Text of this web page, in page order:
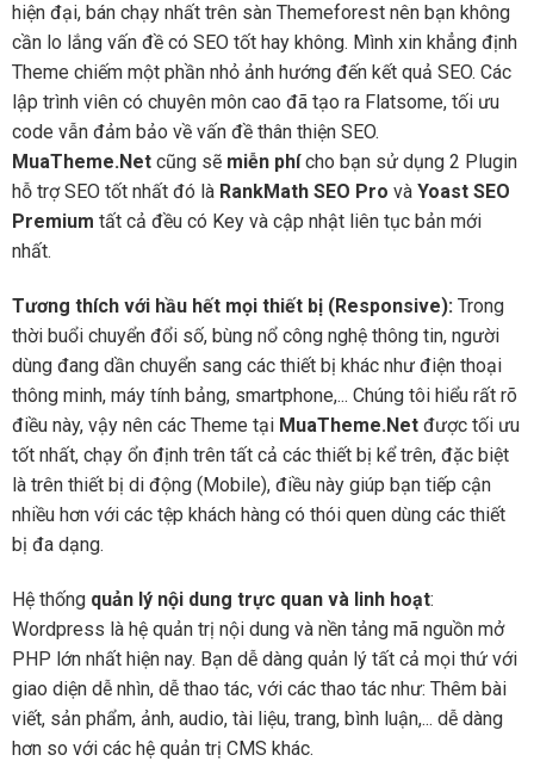
hiện đại, bán chạy nhất trên sàn Themeforest nên bạn không
cần lo lắng vấn đề có SEO tốt hay không. Mình xin khẳng định
Theme chiếm một phần nhỏ ảnh hướng đến kết quả SEO. Các
lập trình viên có chuyên môn cao đã tạo ra Flatsome, tối ưu
code vẫn đảm bảo về vấn đề thân thiện SEO.
MuaTheme.Net cũng sẽ miễn phícho bạn sử dụng 2 Plugin
hỗ trợ SEO tốt nhất đó là RankMath SEO Pro và Yoast SEO
Premium tất cả đều có Key và cập nhật liên tục bản mới
nhất.
Tương thích với hầu hết mọi thiết bị (Responsive): Trong
thời buổi chuyển đổi số, bùng nổ công nghệ thông tin, người
dùng đang dần chuyển sang các thiết bị khác như điện thoại
thông minh, máy tính bảng, smartphone,... Chúng tôi hiểu rất rõ
điều này, vậy nên các Theme tại MuaTheme.Net được tối ưu
tốt nhất, chạy ổn định trên tất cả các thiết bị kể trên, đặc biệt
là trên thiết bị di động (Mobile), điều này giúp bạn tiếp cận
nhiều hơn với các tệp khách hàng có thói quen dùng các thiết
bị đa dạng.
Hệ thống quản lý nội dung trực quan và linh hoạt:
Wordpress là hệ quản trị nội dung và nền tảng mã nguồn mở
PHP lớn nhất hiện nay. Bạn dễ dàng quản lý tất cả mọi thứ với
giao diện dễ nhìn, dễ thao tác, với các thao tác như: Thêm bài
viết, sản phẩm, ảnh, audio, tài liệu, trang, bình luận,... dễ dàng
hơn so với các hệ quản trị CMS khác.